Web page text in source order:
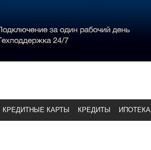
КРЕДИТНЫЕ КАРТЫ КРЕДИТЫ ИПОТЕКА